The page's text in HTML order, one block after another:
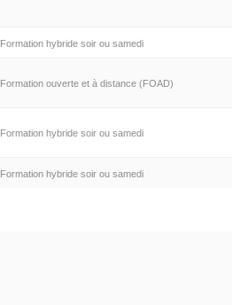
Formation hybride soir ou samedi
Formation ouverte et à distance (FOAD)
Formation hybride soir ou samedi
Formation hybride soir ou samedi